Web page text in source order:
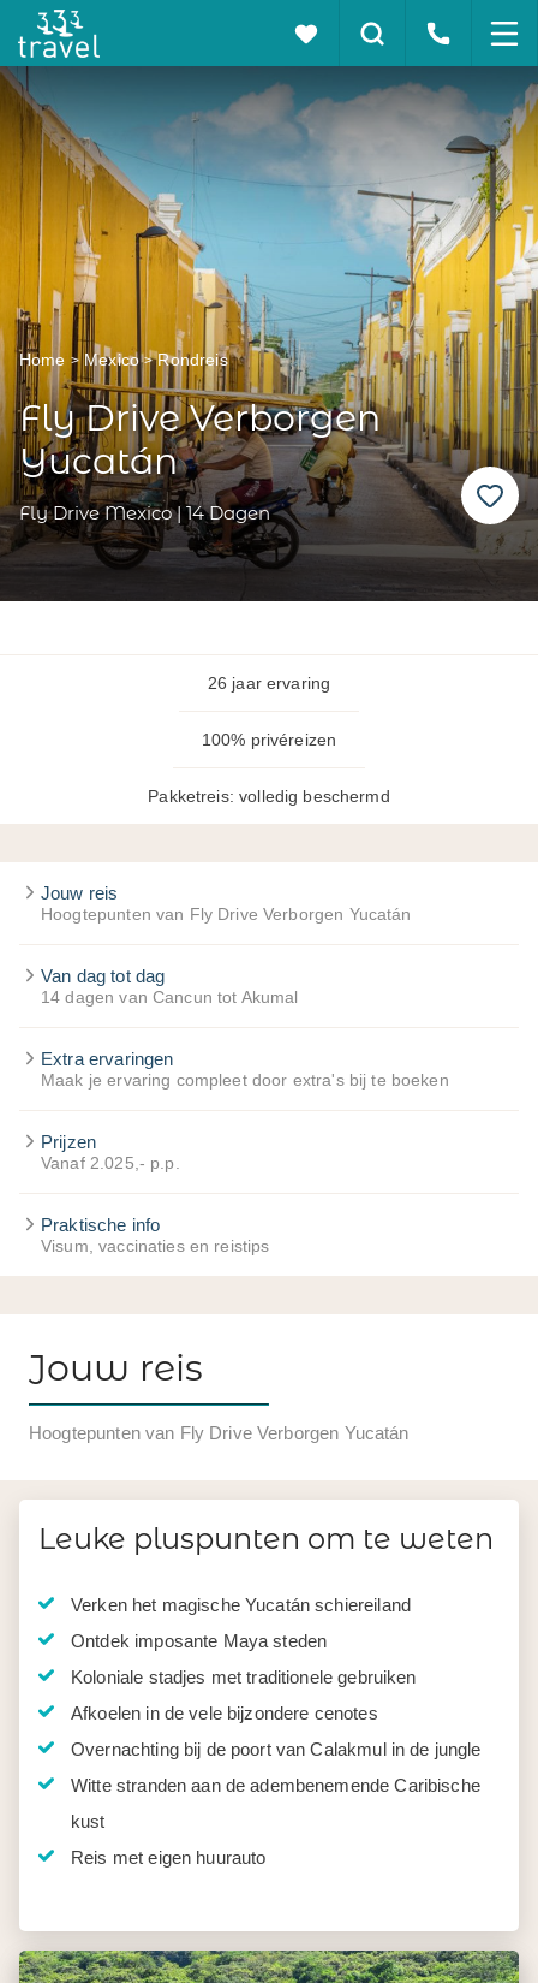
Home Mexico Rondreis
Fly Drive Verborgen
Yucatán
Fly Drive Mexico | 14 Dagen
26 jaar ervaring
100% privéreizen
Pakketreis: volledig beschermd
Jouw reis
Hoogtepunten van Fly Drive Verborgen Yucatán
Van dag tot dag
14 dagen van Cancun tot Akumal
Extra ervaringen
Maak je ervaring compleet door extra's bij te boeken
Prijzen
Vanaf 2.025,- p.p.
Praktische info
Visum, vaccinaties en reistips
Jouw reis
Hoogtepunten van Fly Drive Verborgen Yucatán
Leuke pluspunten om te weten
Verken het magische Yucatán schiereiland
Ontdek imposante Maya steden
Koloniale stadjes met traditionele gebruiken
Afkoelen in de vele bijzondere cenotes
Overnachting bij de poort van Calakmul in de jungle
Witte stranden aan de adembenemende Caribische
kust
Reis met eigen huurauto